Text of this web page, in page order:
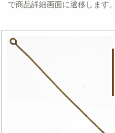
で商品詳細画面に遷移します。